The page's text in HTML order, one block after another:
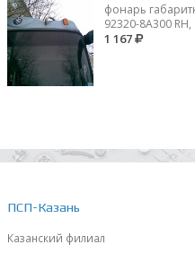
фонарь
92320-8A300
1 167
ПСП-Казань
Казанский филиал